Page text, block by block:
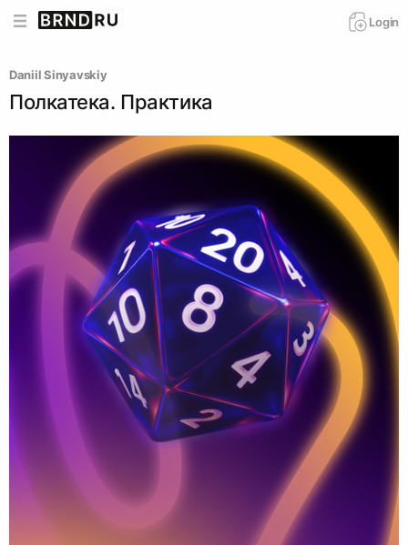
Login
Daniil Sinyavskiy
Полкатека. Практика